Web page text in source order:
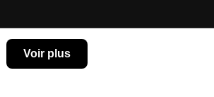
Voir plus